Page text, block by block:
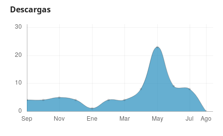
Descargas